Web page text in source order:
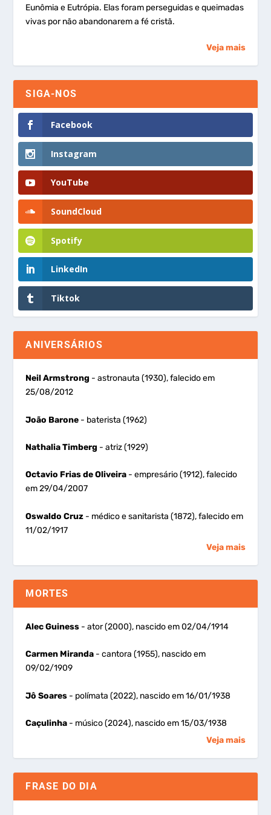
Eunômia e Eutrópia. Elas foram perseguidas e queimadas
vivas por não abandonarem a fé cristã.
Veja mais
SIGA-NOS
Facebook
Instagram
YouTube
SoundCloud
Spotify
LinkedIn
Tiktok
ANIVERSÁRIOS
Neil Armstrong - astronauta (1930), falecido em
25/08/2012
João Barone - baterista (1962)
Nathalia Timberg - atriz (1929)
Octavio Frias de Oliveira - empresário (1912), falecido
em 29/04/2007
Oswaldo Cruz - médico e sanitarista (1872), falecido em
11/02/1917
Veja mais
MORTES
Alec Guiness - ator (2000), nascido em 02/04/1914
Carmen Miranda - cantora (1955), nascido em
09/02/1909
Jô Soares - polímata (2022), nascido em 16/01/1938
Caçulinha - músico (2024), nascido em 15/03/1938
Veja mais
FRASE DO DIA